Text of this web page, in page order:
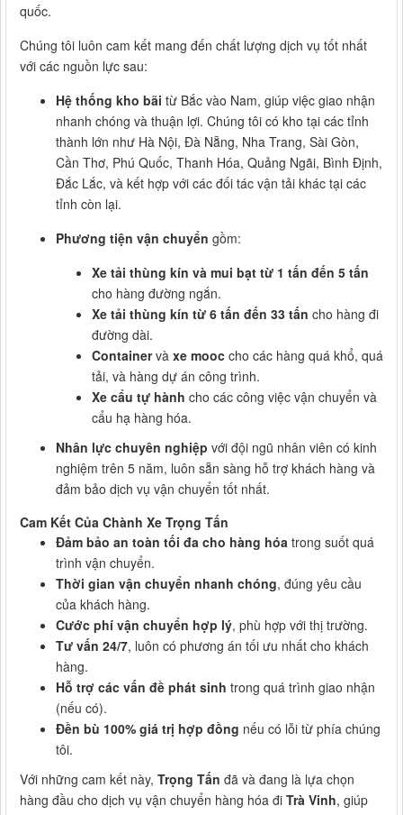
quốc.
Chúng tôi luôn cam kết mang đến chất lượng dịch vụ tốt nhất
với các nguồn lực sau:
Hệ thống kho bãi từ Bắc vào Nam, giúp việc giao nhận
nhanh chóng và thuận lợi. Chúng tôi có kho tại các tỉnh
thành lớn như Hà Nội, Đà Nẵng, Nha Trang, Sài Gòn,
Cần Thơ, Phú Quốc, Thanh Hóa, Quảng Ngãi, Bình Định,
Đắc Lắc, và kết hợp với các đối tác vận tải khác tại các
tỉnh còn lại.
Phương tiện vận chuyển gồm:
Xe tải thùng kín và mui bạt từ 1 tấn đến 5 tấn
cho hàng đường ngắn.
Xe tải thùng kín từ 6 tấn đến 33 tấn cho hàng đi
đường dài.
Containervà xe mooc cho các hàng quá khổ, quá
tải, và hàng dự án công trình.
Xe cẩu tự hành cho các công việc vận chuyển và
cẩu hạ hàng hóa.
Nhân lực chuyên nghiệp với đội ngũ nhân viên có kinh
nghiệm trên 5 năm, luôn sẵn sàng hỗ trợ khách hàng và
đảm bảo dịch vụ vận chuyển tốt nhất.
Cam Kết Của Chành Xe Trọng Tấn
Đảm bảo an toàn tối đa cho hàng hóa trong suốt quá
trình vận chuyển.
Thời gian vận chuyển nhanh chóng, đúng yêu cầu
của khách hàng.
Cước phí vận chuyển hợp lý, phù hợp với thị trường.
Tư vấn 24/7, luôn có phương án tối ưu nhất cho khách
hàng.
Hỗ trợ các vấn đề phát sinh trong quá trình giao nhận
(nếu có).
Đền bù 100% giá trị hợp đồng nếu có lỗi từ phía chúng
tôi.
Với những cam kết này, Trọng Tấn đã và đang là lựa chọn
hàng đầu cho dịch vụ vận chuyển hàng hóa đi Trà Vinh, giúp